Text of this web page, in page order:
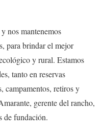
nos mantenemos
para brindar el mejor
y rural. Estamos
tanto en reservas
campamentos, retiros y
gerente del rancho,
de fundación.